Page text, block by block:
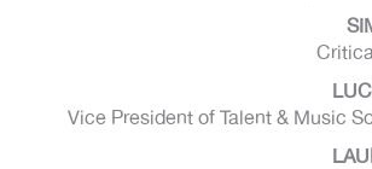
Vice President of Talent & Music